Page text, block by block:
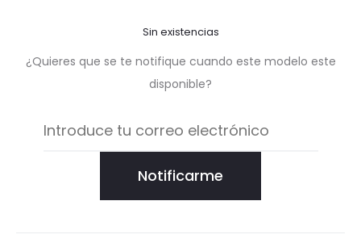
Sin existencias
¿Quieres que se te notifique cuando este modelo este
disponible?
Notificarme